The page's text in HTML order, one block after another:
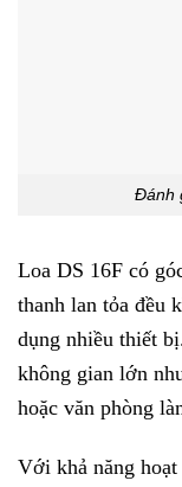
Đánh
Loa DS 16F có
thanh lan tỏa đều
dụng nhiều thiết
không gian lớn
hoặc văn phòng
Với khả năng